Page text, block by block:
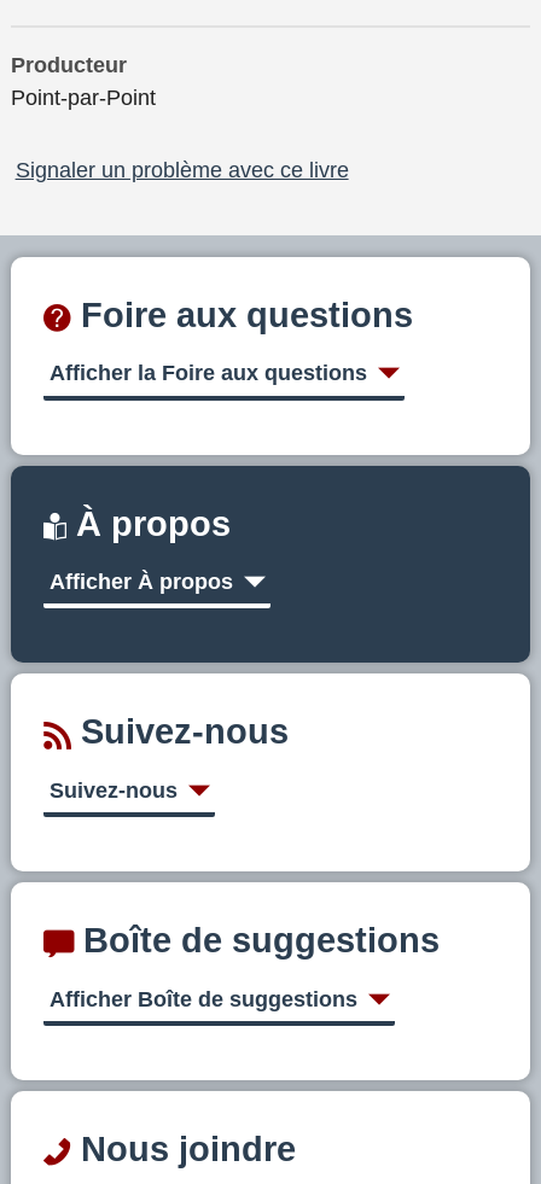
Producteur
Point-par-Point
Signaler un problème avec ce livre
Foire aux questions
Afficher la Foire aux questions
À propos
Afficher À propos
Suivez-nous
Suivez-nous
Boîte de suggestions
Afficher Boîte de suggestions
Nous joindre